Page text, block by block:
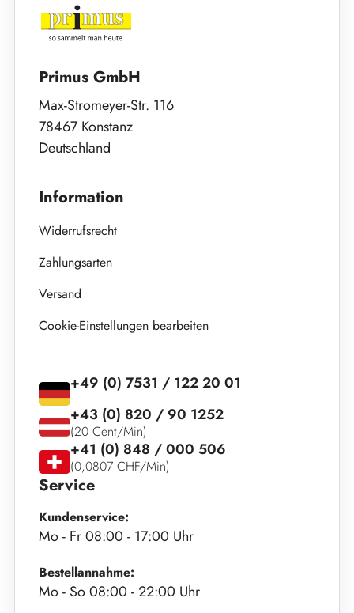
Primus GmbH
Max-Stromeyer-Str. 116
78467 Konstanz
Deutschland
Information
Widerrufsrecht
Zahlungsarten
Versand
Cookie-Einstellungen bearbeiten
Service
Kundenservice:
Mo - Fr 08:00 - 17:00 Uhr
Bestellannahme:
Mo - So 08:00 - 22:00 Uhr
+49 (0) 7531 / 122 20 01
+43 (0) 820 / 90 1252
(20 Cent/Min)
+41 (0) 848 / 000 506
(0,0807 CHF/Min)